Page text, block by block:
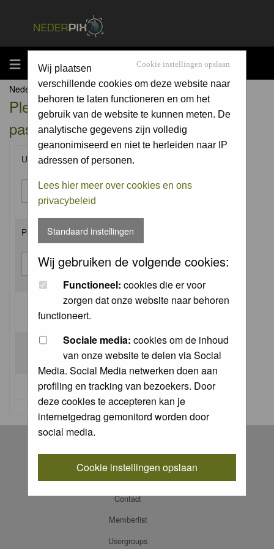
MENU Cookie instellingen opslaan
Wij plaatsen
verschillende cookies om deze website naar
behoren te laten functioneren en om het
gebruik van de website te kunnen meten. De
analytische gegevens zijn volledig
geanonimiseerd en niet te herleiden naar IP
adressen of personen.
Lees hier meer over cookies en ons
privacybeleid
Standaard instellingen
Wij gebruiken de volgende cookies:
Functioneel: cookies die er voor
zorgen dat onze website naar behoren
functioneert.
Sociale media: cookies om de inhoud
van onze website te delen via Social
Media. Social Media netwerken doen aan
profiling en tracking van bezoekers. Door
deze cookies te accepteren kan je
internetgedrag gemonitord worden door
social media.
Cookie instellingen opslaan
Nederpix.nl Forum Index
Please enter your username and
password to log in.
Username:
Password:
Log me on automatically each visit:
I forgot my password
Log in
Contact
Memberlist
Usergroups